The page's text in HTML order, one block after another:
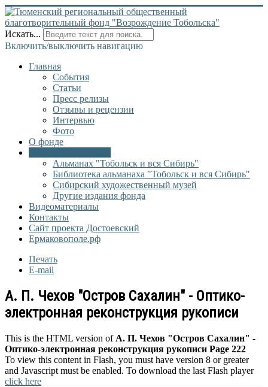
Искать...
Включить/выключить навигацию
Главная
События
Статьи
Пресс релизы
Отзывы и рецензии
Интервью
Фото
О фонде
Альманах "Тобольск и вся Сибирь"
Библиотека альманаха "Тобольск и вся Сибирь"
Сибирский художественный музей
Другие издания фонда
Видеоматериалы
Контакты
Сайт проекта Достоевский
Ермаковополе.рф
Печать
E-mail
А. П. Чехов "Остров Сахалин" - Оптико-
электронная реконструкция рукописи
This is the HTML version of А. П. Чехов "Остров Сахалин" -
Оптико-электронная реконструкция рукописи Page 222
To view this content in Flash, you must have version 8 or greater
and Javascript must be enabled. To download the last Flash player
click here